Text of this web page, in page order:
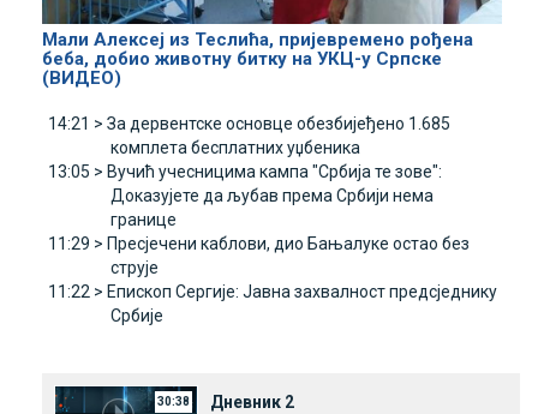
Мали Алексеј из Теслића, пријевремено рођена
беба, добио животну битку на УКЦ-у Српске
(ВИДЕО)
14:21 > За дервентске основце обезбијеђено 1.685
комплета бесплатних уџбеника
13:05 > Вучић учесницима кампа "Србија те зове":
Доказујете да љубав према Србији нема
границе
11:29 > Пресјечени каблови, дио Бањалуке остао без
струје
11:22 > Епископ Сергије: Јавна захвалност предсједнику
Србије
30:38
Дневник 2